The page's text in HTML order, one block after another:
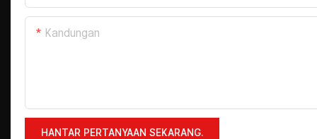
Kandungan
HANTAR PERTANYAAN SEKARANG.